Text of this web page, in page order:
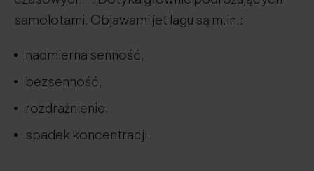
samolotami. Objawami jet lagu są m.in.:
nadmierna senność,
bezsenność,
rozdrażnienie,
spadek koncentracji.